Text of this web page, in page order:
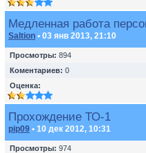
Медленная работа
Saltion • 03 янв 2013, 21:10
Просмотры: 894
Коментариев: 0
Оценка:
Прохождение ТО-1
pip09 • 10 дек 2012, 10:31
Просмотры: 974